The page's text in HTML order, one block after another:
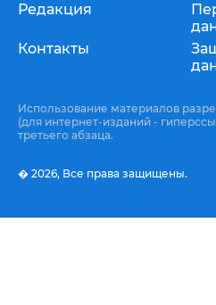
Редакция
Контакты
Использование материалов
(для интернет-изданий -
третьего абзаца.
� 2026, Все права защищены.